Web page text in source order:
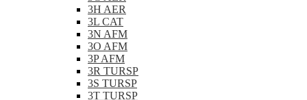
3H AER
3L CAT
3N AFM
3O AFM
3P AFM
3R TURSP
3S TURSP
3T TURSP